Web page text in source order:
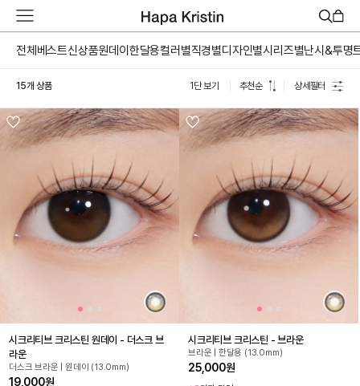
데
이
전체 베스트신상품원데이 한달용컬러별직경별디자인별시리즈별난시&투명
15개 상품 1단 보기 추천순 상세필터
시크리티브 크리스틴 원데이 - 더스크 브
라운
더스크 브라운 | 원데이 (13.0mm)
19,000원
시크리티브 크리스틴 - 브라운
브라운 | 한달용 (13.0mm)
25,000원